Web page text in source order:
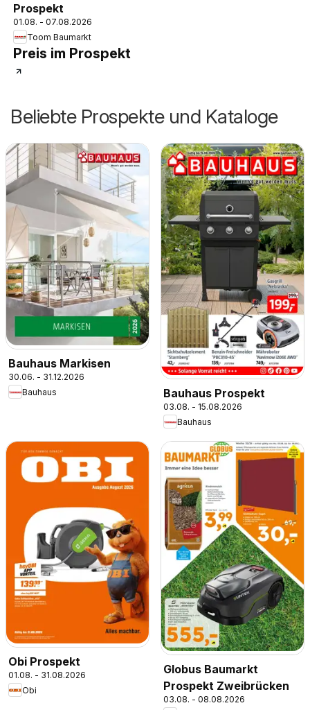
Prospekt
01.08. - 07.08.2026
Toom Baumarkt
Preis im Prospekt
Beliebte Prospekte und Kataloge
Bauhaus Markisen
30.06. - 31.12.2026
Bauhaus
Bauhaus Prospekt
03.08. - 15.08.2026
Bauhaus
Obi Prospekt
01.08. - 31.08.2026
Obi
Globus Baumarkt
Prospekt Zweibrücken
03.08. - 08.08.2026